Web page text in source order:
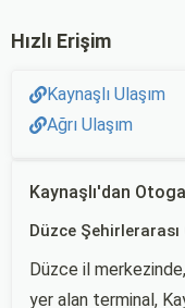
Hızlı Erişim
Kaynaşlı Ulaşım
Ağrı Ulaşım
Kaynaşlı'dan
Düzce
Düzce il merkezinde,
yer alan terminal,